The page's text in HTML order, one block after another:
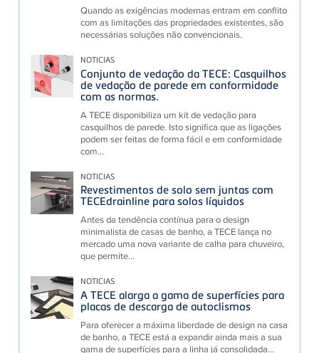
Quando as exigências modernas entram em conflito
com as limitações das propriedades existentes, são
necessárias soluções não convencionais.
NOTICIAS
Conjunto de vedação da TECE: Casquilhos
de vedação de parede em conformidade
com as normas.
A TECE disponibiliza um kit de vedação para
casquilhos de parede. Isto significa que as ligações
podem ser feitas de forma fácil e em conformidade
com...
NOTICIAS
Revestimentos de solo sem juntas com
TECEdrainline para solos líquidos
Antes da tendência contínua para o design
minimalista de casas de banho, a TECE lança no
mercado uma nova variante de calha para chuveiro,
que permite...
NOTICIAS
A TECE alarga a gama de superfícies para
placas de descarga de autoclismos
Para oferecer a máxima liberdade de design na casa
de banho, a TECE está a expandir ainda mais a sua
gama de superfícies para a linha já consolidada...